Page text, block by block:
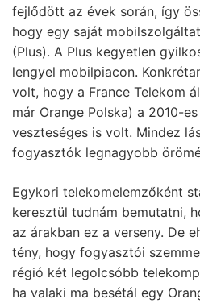
fejlődött az évek során, így
hogy egy saját
(Plus). A Plus kegyetlen
lengyel mobilpiacon.
volt, hogy a France Telekom
már Orange Polska) a 2010-
veszteséges is volt. Mindez
fogyasztók legnagyobb
Egykori telekomelemzőként
keresztül tudnám bemutatni,
az árakban ez a verseny. De
tény, hogy fogyasztói
régió két legolcsóbb
ha valaki ma besétál egy